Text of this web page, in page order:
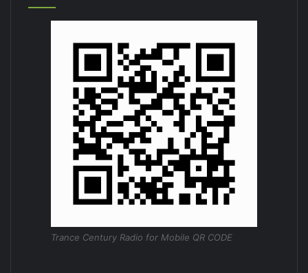
Trance Century Radio for Mobile QR CODE